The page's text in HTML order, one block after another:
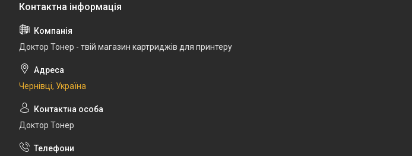
Доктор Тонер - твій магазин картриджів для принтеру
Чернівці, Україна
Доктор Тонер